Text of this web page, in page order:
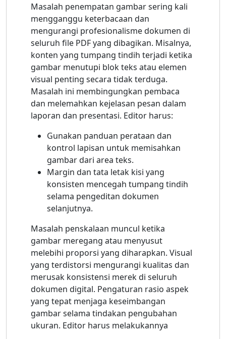
Masalah penempatan gambar sering kali
mengganggu keterbacaan dan
mengurangi profesionalisme dokumen di
seluruh file PDF yang dibagikan. Misalnya,
konten yang tumpang tindih terjadi ketika
gambar menutupi blok teks atau elemen
visual penting secara tidak terduga.
Masalah ini membingungkan pembaca
dan melemahkan kejelasan pesan dalam
laporan dan presentasi. Editor harus:
Gunakan panduan perataan dan
kontrol lapisan untuk memisahkan
gambar dari area teks.
Margin dan tata letak kisi yang
konsisten mencegah tumpang tindih
selama pengeditan dokumen
selanjutnya.
Masalah penskalaan muncul ketika
gambar meregang atau menyusut
melebihi proporsi yang diharapkan. Visual
yang terdistorsi mengurangi kualitas dan
merusak konsistensi merek di seluruh
dokumen digital. Pengaturan rasio aspek
yang tepat menjaga keseimbangan
gambar selama tindakan pengubahan
ukuran. Editor harus melakukannya